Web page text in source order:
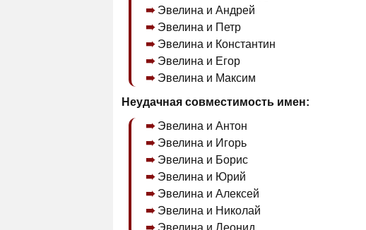
Эвелина и Андрей
Эвелина и Петр
Эвелина и Константин
Эвелина и Егор
Эвелина и Максим
Неудачная совместимость имен:
Эвелина и Антон
Эвелина и Игорь
Эвелина и Борис
Эвелина и Юрий
Эвелина и Алексей
Эвелина и Никола­й
Эвелина и Леонид